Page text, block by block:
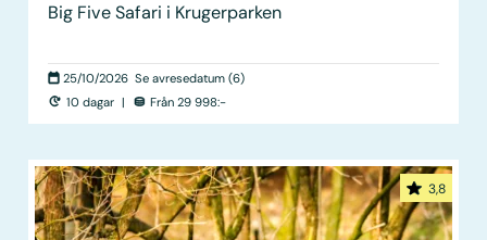
Big Five Safari i Krugerparken
25/10/2026 Se avresedatum (6)
10 dagar | Från 29 998:-
3,8